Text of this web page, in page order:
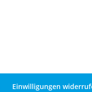
Einwilligungen